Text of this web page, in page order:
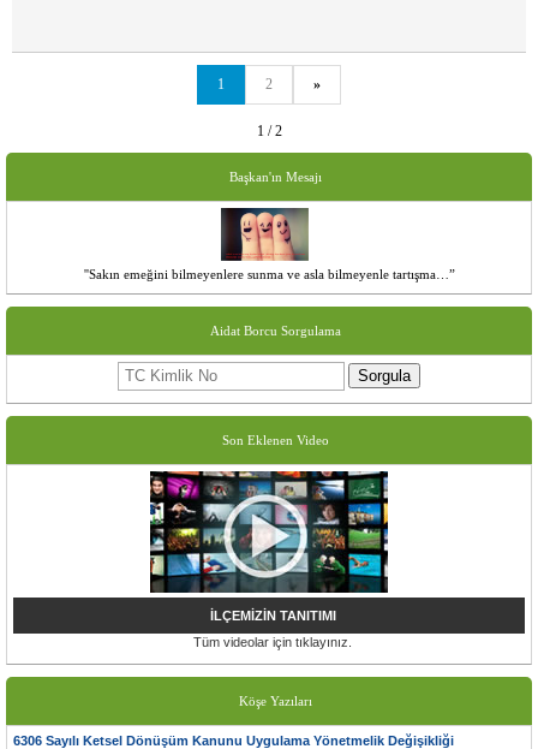
1 2 »
1 / 2
Başkan'ın Mesajı
''Sakın emeğini bilmeyenlere sunma ve asla bilmeyenle tartışma…”
Aidat Borcu Sorgulama
Sorgula
Son Eklenen Video
İLÇEMİZİN TANITIMI
Tüm videolar için tıklayınız.
Köşe Yazıları
6306 Sayılı Ketsel Dönüşüm Kanunu Uygulama Yönetmelik Değişikliği